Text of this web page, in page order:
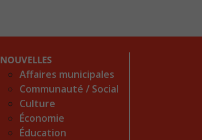
NOUVELLES
Affaires municipales
Communauté / Social
Culture
Économie
Éducation